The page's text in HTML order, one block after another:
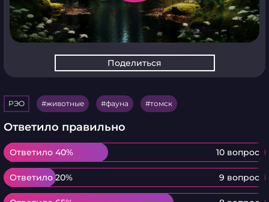
Поделиться
РЭО животные фауна томск
Ответило правильно
Ответило 40% 10 вопрос
Ответило 40%
Ответило 20% 9 вопрос
Ответило 20%